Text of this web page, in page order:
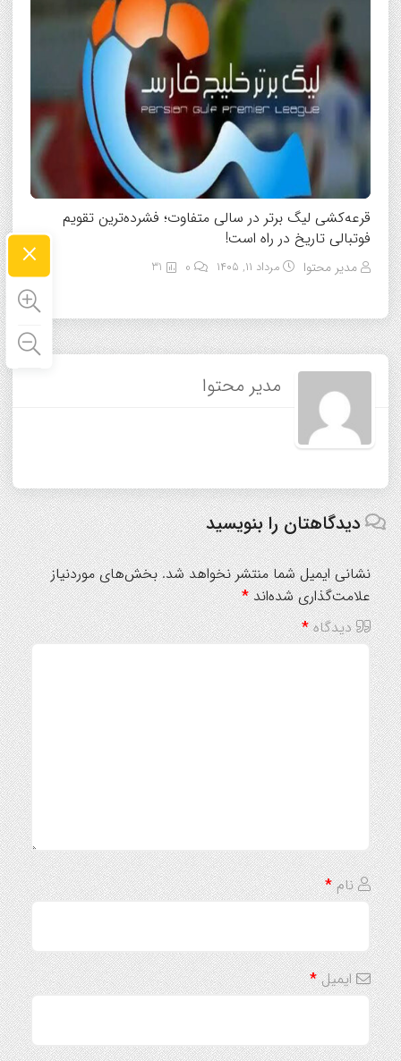
قرعه‌کشی لیگ برتر در سالی متفاوت؛ فشرده‌ترین تقویم
فوتبالی تاریخ در راه است!
مدیر محتوا مرداد ۱۱, ۱۴۰۵ 31
مدیر محتوا
دیدگاهتان را بنویسید
نشانی ایمیل شما منتشر نخواهد شد. بخش‌های موردنیاز
علامت‌گذاری شده‌اند*
دیدگاه*
نام*
ایمیل*
×